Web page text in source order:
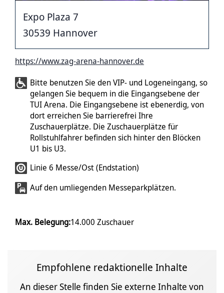
Expo Plaza 7
30539 Hannover
https://www.zag-arena-hannover.de
Bitte benutzen Sie den VIP- und Logeneingang, so
gelangen Sie bequem in die Eingangsebene der
TUI Arena. Die Eingangsebene ist ebenerdig, von
dort erreichen Sie barrierefrei Ihre
Zuschauerplätze. Die Zuschauerplätze für
Rollstuhlfahrer befinden sich hinter den Blöcken
U1 bis U3.
Linie 6 Messe/Ost (Endstation)
Auf den umliegenden Messeparkplätzen.
Max. Belegung:14.000 Zuschauer
Empfohlene redaktionelle Inhalte
An dieser Stelle finden Sie externe Inhalte von